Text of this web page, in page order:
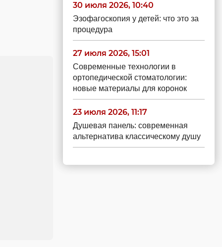
30 июля 2026, 10:40
Эзофагоскопия у детей: что это за
процедура
27 июля 2026, 15:01
Современные технологии в
ортопедической стоматологии:
новые материалы для коронок
23 июля 2026, 11:17
Душевая панель: современная
альтернатива классическому душу